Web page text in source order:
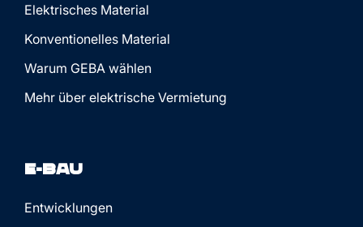
Elektrisches Material
Konventionelles Material
Warum GEBA wählen
Mehr über elektrische Vermietung
E-Bau
Entwicklungen